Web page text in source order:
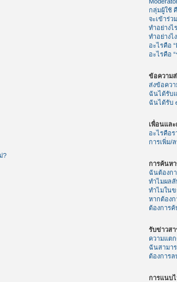
?
กลุ่มผู้ใช้
จะเข้าร่ว
ทำอย่าง
ทำอย่างไ
อะไรคือ
อะไรคือ
ข้อความ
ส่งข้อคว
ฉันได้รับ
ฉันได้รับ
เพื่อนแล
อะไรคือ
การเพิ่ม/
การค้นห
ฉันต้องก
ทำไมผล
ทำไมใน
หากต้อง
ต้องการ
รับข่าวส
ความแตก
ฉันสามา
ต้องการล
การแนบ